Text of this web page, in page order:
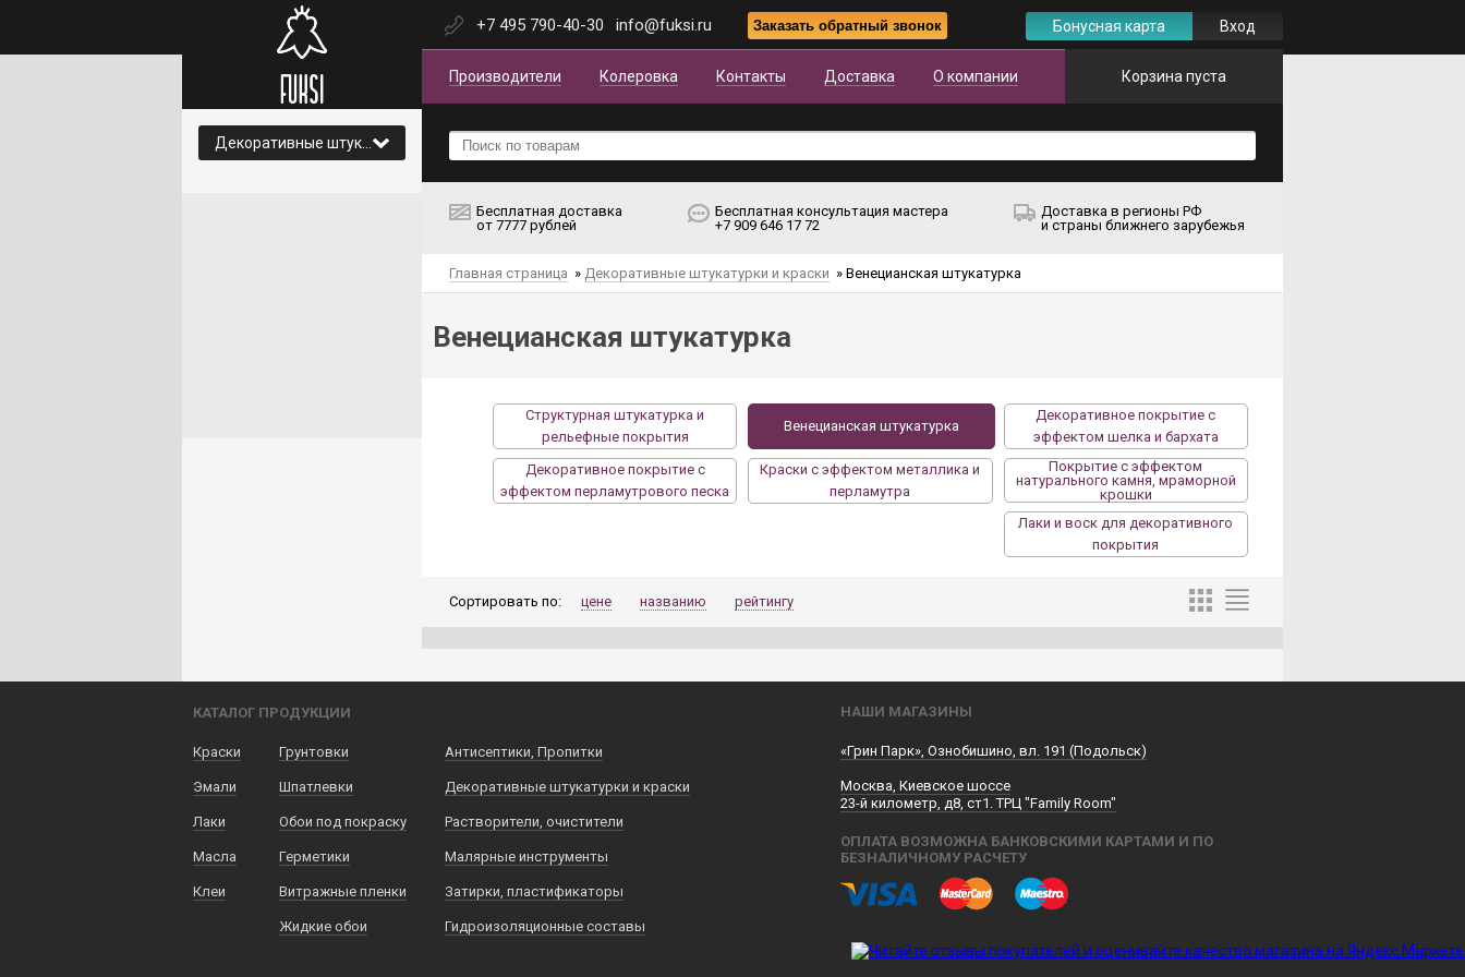
+7 495 790-40-30 info@fuksi.ru Бонусная карта Вход
Производители Колеровка Контакты Доставка О компании Корзина пуста
Бесплатная доставка
от 7777 рублей
Бесплатная консультация мастера
+7 909 646 17 72
Доставка в регионы РФ
и страны ближнего зарубежья
Главная страница » Декоративные штукатурки и краски » Венецианская штукатурка
Венецианская штукатурка
Структурная штукатурка и
рельефные покрытия
Венецианская штукатурка
Декоративное покрытие с
эффектом шелка и бархата
Декоративное покрытие с
эффектом перламутрового песка
Краски с эффектом металлика и
перламутра
Покрытие с эффектом
натурального камня, мраморной
крошки
Лаки и воск для декоративного
покрытия
Сортировать по: цене названию рейтингу
КАТАЛОГ ПРОДУКЦИИ
Краски
Эмали
Лаки
Масла
Клеи
Грунтовки
Шпатлевки
Обои под покраску
Герметики
Витражные пленки
Жидкие обои
Антисептики, Пропитки
Декоративные штукатурки и краски
Растворители, очистители
Малярные инструменты
Затирки, пластификаторы
Гидроизоляционные составы
НАШИ МАГАЗИНЫ
«Грин Парк», Ознобишино, вл. 191 (Подольск)
Москва, Киевское шоссе
23-й километр, д8, ст1. ТРЦ "Family Room"
ОПЛАТА ВОЗМОЖНА БАНКОВСКИМИ КАРТАМИ И ПО
БЕЗНАЛИЧНОМУ РАСЧЕТУ